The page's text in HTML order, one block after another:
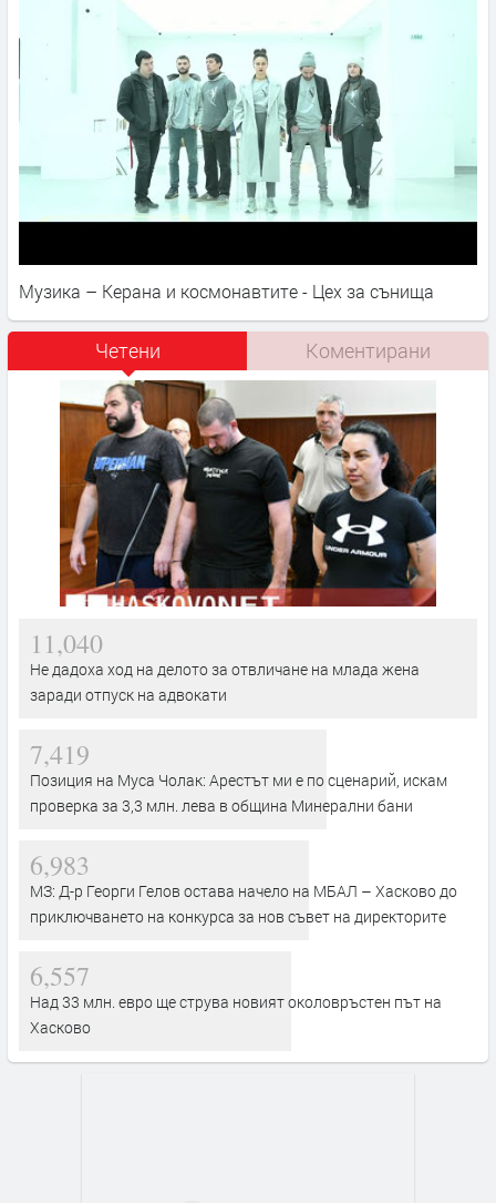
Музика – Керана и космонавтите - Цех за сънища
Четени Коментирани
11,040
Не дадоха ход на делото за отвличане на млада жена
заради отпуск на адвокати
7,419
Позиция на Муса Чолак: Арестът ми е по сценарий, искам
проверка за 3,3 млн. лева в община Минерални бани
6,983
МЗ: Д-р Георги Гелов остава начело на МБАЛ – Хасково до
приключването на конкурса за нов съвет на директорите
6,557
Над 33 млн. евро ще струва новият околовръстен път на
Хасково